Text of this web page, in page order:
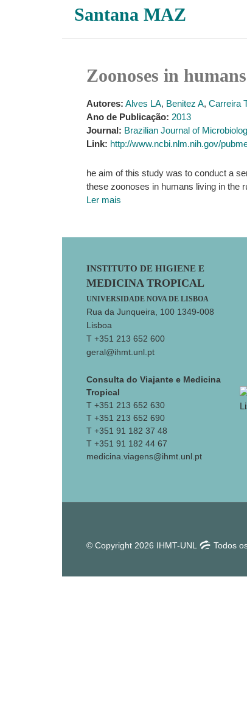
Santana MAZ
Zoonoses in
Autores: Alves LA, Benitez A, Carreira T
Ano de Publicação: 2013
Journal: Brazilian Journal of
Link: http://www.ncbi.nlm.nih.gov/
he aim of this study was to conduct a
these zoonoses in humans living in the
Ler mais
Footer
INSTITUTO DE HIGIENE E
MEDICINA TROPICAL
UNIVERSIDADE NOVA DE LISBOA
Rua da Junqueira, 100 1349-008
Lisboa
T +351 213 652 600
geral@ihmt.unl.pt
Consulta do Viajante e Medicina
Tropical
T +351 213 652 630
T +351 213 652 690
T +351 91 182 37 48
T +351 91 182 44 67
medicina.viagens@ihmt.unl.pt
© Copyright 2026 IHMT-UNL Todos